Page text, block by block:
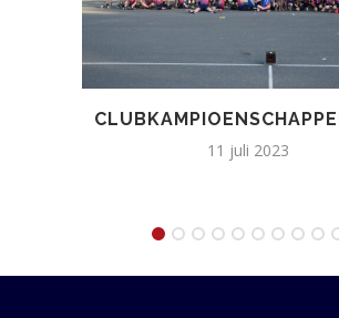
11 juli 2023